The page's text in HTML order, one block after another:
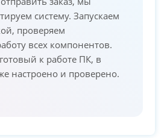
систему. Запускаем
проверяем
всех компонентов.
к работе ПК, в
настроено и проверено.